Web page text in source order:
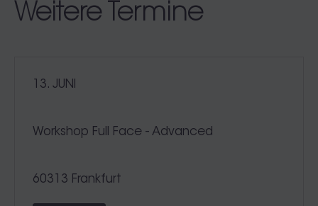
Weitere Termine
13. JUNI
Workshop Full Face - Advanced
60313 Frankfurt